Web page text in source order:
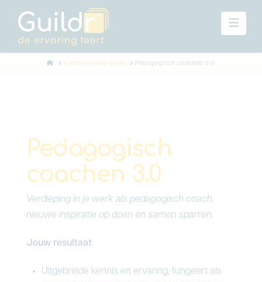
HomeKinderopvang Gilde Pedagogisch coachen 3.0
Pedagogisch
coachen 3.0
Verdieping in je werk als pedagogisch coach,
nieuwe inspiratie op doen en samen sparren.
Jouw resultaat
Uitgebreide kennis en ervaring, fungeert als